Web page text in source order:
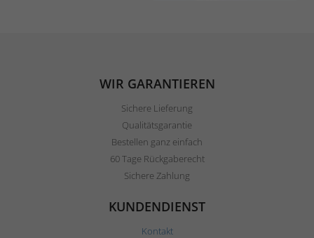
WIR GARANTIEREN
Sichere Lieferung
Qualitätsgarantie
Bestellen ganz einfach
60 Tage Rückgaberecht
Sichere Zahlung
KUNDENDIENST
Kontakt